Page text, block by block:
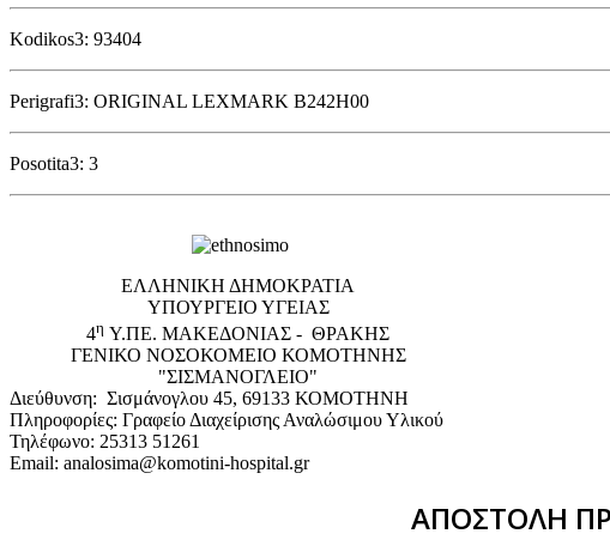
Kodikos3: 93404
Perigrafi3: ORIGINAL LEXMARK B242H00
Posotita3: 3
EΛΛΗΝΙΚΗ ΔΗΜΟΚΡΑΤΙΑ
ΥΠΟΥΡΓΕΙΟ ΥΓΕΙΑΣ
4η Υ.ΠΕ. ΜΑΚΕΔΟΝΙΑΣ - ΘΡΑΚΗΣ
ΓΕΝΙΚΟ NΟΣΟΚΟΜΕΙΟ ΚΟΜΟΤΗΝΗΣ
"ΣΙΣΜΑΝΟΓΛΕΙΟ"
Διεύθυνση: Σισμάνογλου 45, 69133 ΚΟΜΟΤΗΝΗ
Πληροφορίες: Γραφείο Διαχείρισης Αναλώσιμου Υλικού
Τηλέφωνο: 25313 51261
Email: analosima@komotini-hospital.gr
ΑΠΟΣΤΟΛΗ